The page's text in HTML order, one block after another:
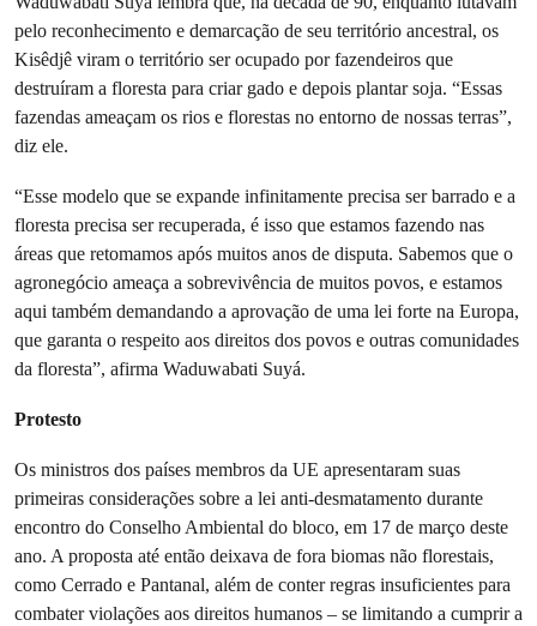
pelo reconhecimento e demarcação de seu território ancestral, os
Kisêdjê viram o território ser ocupado por fazendeiros que
destruíram a floresta para criar gado e depois plantar soja. “Essas
fazendas ameaçam os rios e florestas no entorno de nossas terras”,
diz ele.
“Esse modelo que se expande infinitamente precisa ser barrado e a
floresta precisa ser recuperada, é isso que estamos fazendo nas
áreas que retomamos após muitos anos de disputa. Sabemos que o
agronegócio ameaça a sobrevivência de muitos povos, e estamos
aqui também demandando a aprovação de uma lei forte na Europa,
que garanta o respeito aos direitos dos povos e outras comunidades
da floresta”, afirma Waduwabati Suyá.
Protesto
Os ministros dos países membros da UE apresentaram suas
primeiras considerações sobre a lei anti-desmatamento durante
encontro do Conselho Ambiental do bloco, em 17 de março deste
ano. A proposta até então deixava de fora biomas não florestais,
como Cerrado e Pantanal, além de conter regras insuficientes para
combater violações aos direitos humanos – se limitando a cumprir a